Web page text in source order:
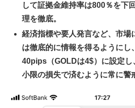
して証拠金維持率は800％を下
理を徹底。
経済指標や要人発言など、市場
は徹底的に情報を得るようにし
40pips（GOLDは4$）に設定し
小限の損失で済むように常に警